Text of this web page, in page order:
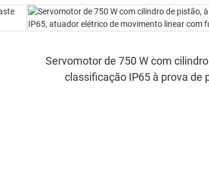
Servomotor de 750 W com
classificação IP65 à prova de